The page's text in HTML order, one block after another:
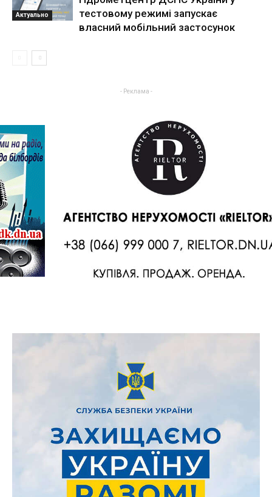
Актуально
тестовому режимі запускає
власний мобільний застосунок
- Реклама -